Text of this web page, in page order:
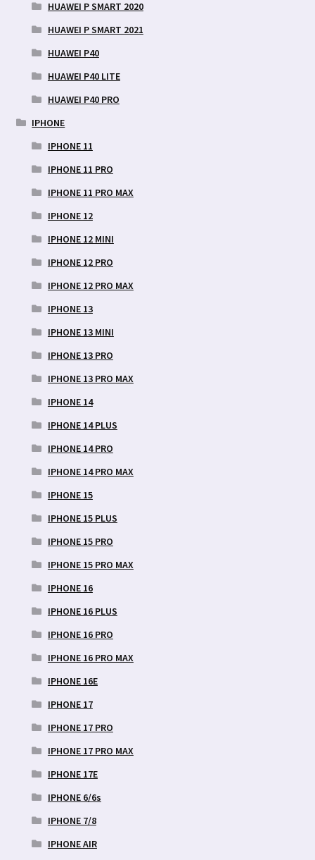
HUAWEI P SMART 2020
HUAWEI P SMART 2021
HUAWEI P40
HUAWEI P40 LITE
HUAWEI P40 PRO
IPHONE
IPHONE 11
IPHONE 11 PRO
IPHONE 11 PRO MAX
IPHONE 12
IPHONE 12 MINI
IPHONE 12 PRO
IPHONE 12 PRO MAX
IPHONE 13
IPHONE 13 MINI
IPHONE 13 PRO
IPHONE 13 PRO MAX
IPHONE 14
IPHONE 14 PLUS
IPHONE 14 PRO
IPHONE 14 PRO MAX
IPHONE 15
IPHONE 15 PLUS
IPHONE 15 PRO
IPHONE 15 PRO MAX
IPHONE 16
IPHONE 16 PLUS
IPHONE 16 PRO
IPHONE 16 PRO MAX
IPHONE 16E
IPHONE 17
IPHONE 17 PRO
IPHONE 17 PRO MAX
IPHONE 17E
IPHONE 6/6s
IPHONE 7/8
IPHONE AIR